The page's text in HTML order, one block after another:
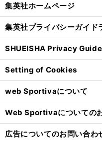
集英社ホームページ
集英社プライバシーガイド
SHUEISHA Privacy
Setting of Cookies
web Sportivaについて
Web Sportivaについての
広告についてのお問い合わ